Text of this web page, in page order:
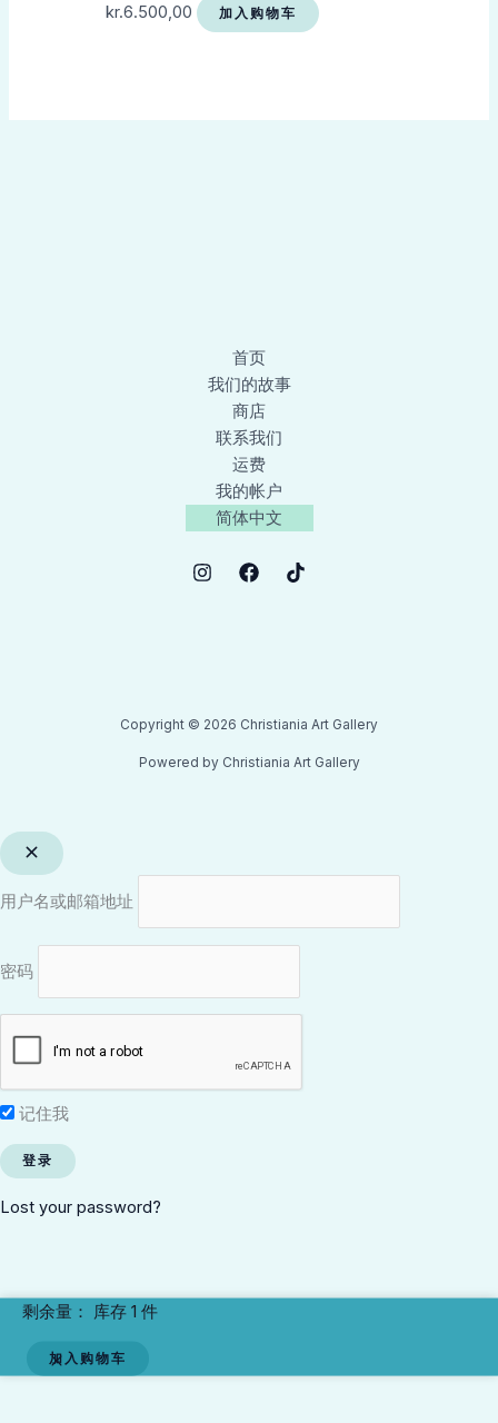
kr.6.500,00 加入购物车
首页
我们的故事
商店
联系我们
运费
我的帐户
简体中文
Copyright © 2026 Christiania Art Gallery
Powered by Christiania Art Gallery
用户名或邮箱地址
密码
记住我
Lost your password?
剩余量： 库存 1 件
Soul
加入购物车